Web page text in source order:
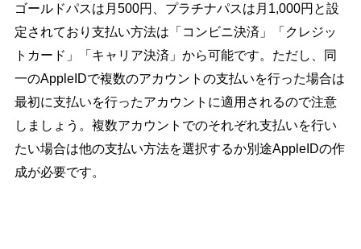
ゴールドパスは月500円、プラチナパスは月1,000円と設
定されており支払い方法は「コンビニ決済」「クレジッ
トカード」「キャリア決済」から可能です。ただし、同
一のAppleIDで複数のアカウントの支払いを行った場合は
最初に支払いを行ったアカウントに適用されるので注意
しましょう。複数アカウントでのそれぞれ支払いを行い
たい場合は他の支払い方法を選択するか別途AppleIDの作
成が必要です。